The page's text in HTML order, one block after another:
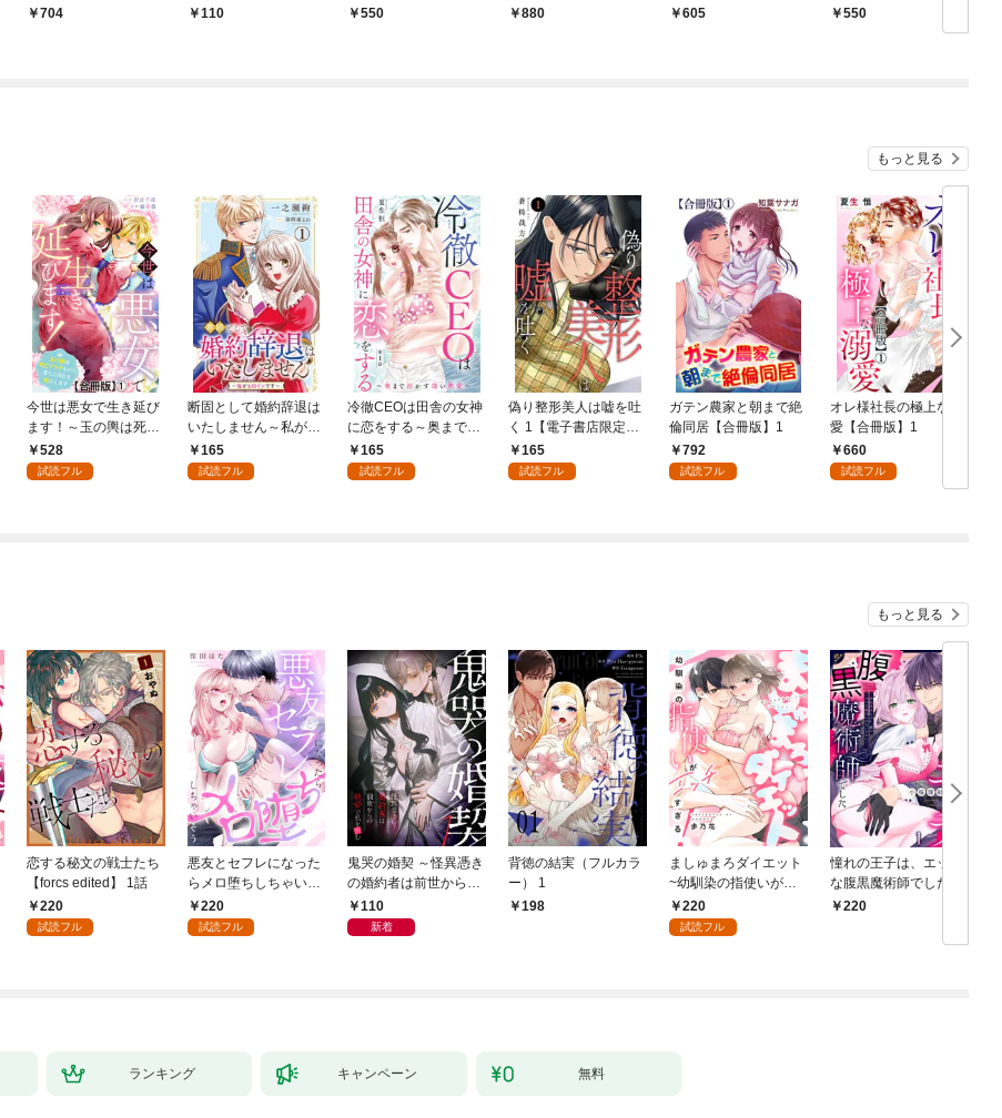
704
版】1話
110
550
０１880 605
550
もっと見る
今世は悪女で生き延び
ます！～玉の輿は死亡
フラグなので、落ちこ
ぼれを婿にします～
528
試読フル
断固として婚約辞退は
いたしません～私がヒ
ロインです～ 1【電子
版特典付き】
165
試読フル
冷徹CEOは田舎の女神
に恋をする～奥まで溶
かす深い熱愛～ 1
165
試読フル
偽り整形美人は嘘を吐
く 1【電子書店限定特
典付き】
165
試読フル
ガテン農家と朝まで絶
倫同居【合冊版】1
792
試読フル
オレ様社長の極上な溺
愛【合冊版】1
660
試読フル
もっと見る
恋する秘文の戦士たち
【forcs edited】 1話
220
試読フル
悪友とセフレになった
らメロ堕ちしちゃいそ
う(1)
220
試読フル
鬼哭の婚契 ～怪異憑き
の婚約者は前世からの
執愛で私を蝕む～
（1）
110
新着
背徳の結実（フルカラ
ー） 1
198
ましゅまろダイエット
~幼馴染の指使いがエ
ッチすぎる！~(1)
220
試読フル
憧れの王子は、エッチ
な腹黒魔術師でした～
閨指導係なのに、彼の
220
ランキング キャンペーン 無料